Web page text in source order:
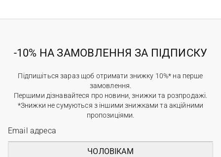
-10% НА ЗАМОВЛЕННЯ ЗА ПІДПИСКУ
Підпишіться зараз щоб отримати знижку 10%* на перше
замовлення.
Першими дізнавайтеся про новини, знижки та розпродажі.
*Знижки не сумуються з іншими знижками та акційними
пропозиціями.
ЧОЛОВІКАМ